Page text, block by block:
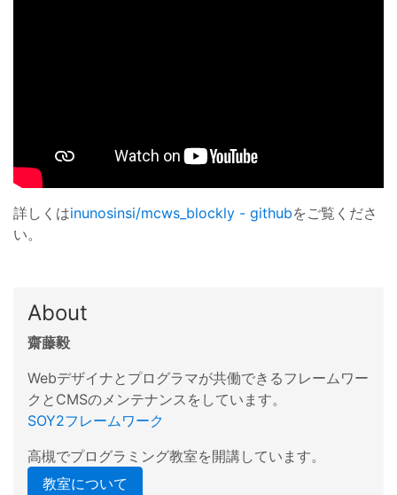
詳しくはinunosinsi/mcws_blockly - githubをご覧くださ
い。
About
齋藤毅
Webデザイナとプログラマが共働できるフレームワー
クとCMSのメンテナンスをしています。
SOY2フレームワーク
高槻でプログラミング教室を開講しています。
教室について